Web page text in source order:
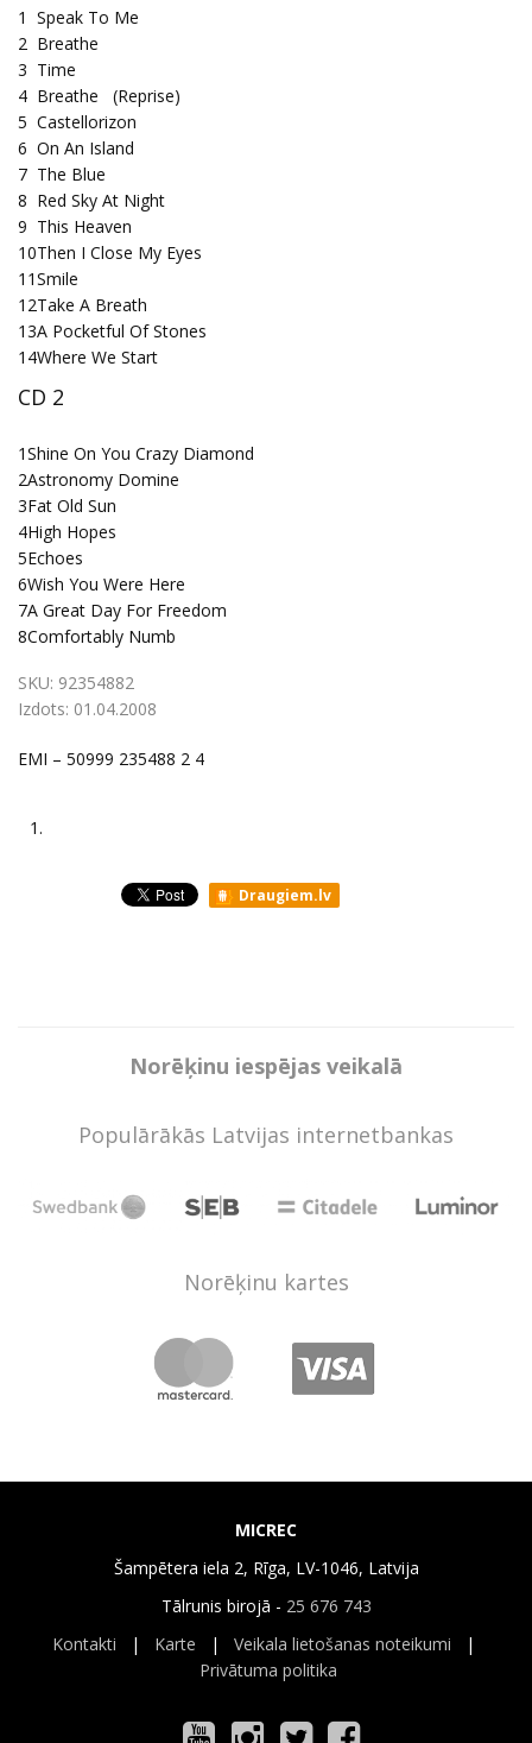
1 Speak To Me
2 Breathe
3 Time
4 Breathe (Reprise)
5 Castellorizon
6 On An Island
7 The Blue
8 Red Sky At Night
9 This Heaven
10Then I Close My Eyes
11Smile
12Take A Breath
13A Pocketful Of Stones
14Where We Start
CD 2
1Shine On You Crazy Diamond
2Astronomy Domine
3Fat Old Sun
4High Hopes
5Echoes
6Wish You Were Here
7A Great Day For Freedom
8Comfortably Numb
SKU: 92354882
Izdots: 01.04.2008
EMI ‎– 50999 235488 2 4
1.
Draugiem.lv
Norēķinu iespējas veikalā
Populārākās Latvijas internetbankas
Norēķinu kartes
MICREC
Šampētera iela 2, Rīga, LV-1046, Latvija
Tālrunis birojā - 25 676 743
Kontakti | Karte | Veikala lietošanas noteikumi |
Privātuma politika